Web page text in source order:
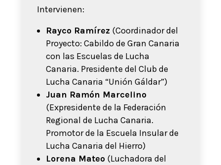
Intervienen:
Rayco Ramírez (Coordinador del
Proyecto: Cabildo de Gran Canaria
con las Escuelas de Lucha
Canaria. Presidente del Club de
Lucha Canaria “Unión Gáldar”)
Juan Ramón Marcelino
(Expresidente de la Federación
Regional de Lucha Canaria.
Promotor de la Escuela Insular de
Lucha Canaria del Hierro)
Lorena Mateo(Luchadora del